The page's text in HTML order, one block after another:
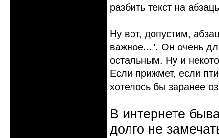
разбить текст на
Ну вот, допустим,
важное...". Он очень
остальным. Ну и
Если прижмет, если
хотелось бы заранее
В интернете
долго не